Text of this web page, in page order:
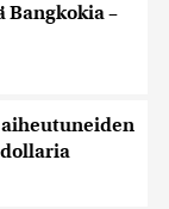
Bangkokia –